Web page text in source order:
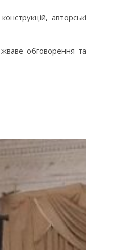
авторські
жваве обговорення та